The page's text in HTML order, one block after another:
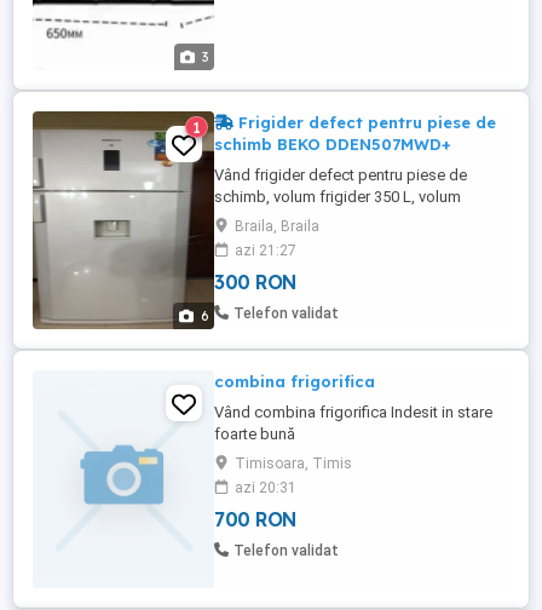
3
6
1
Frigider defect pentru piese de
schimb BEKO DDEN507MWD+
Vând frigider defect pentru piese de
schimb, volum frigider 350 L, volum
congelator 90 L, nofrost
Braila, Braila
azi 21:27
300 RON
Telefon validat
combina frigorifica
Vând combina frigorifica Indesit in stare
foarte bună
Timisoara, Timis
azi 20:31
700 RON
Telefon validat